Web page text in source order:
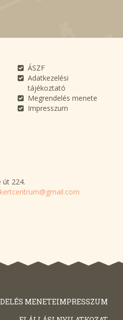
ÁSZF
Adatkezelési
tájékoztató
Megrendelés menete
Impresszum
Endre út 224.
MENETEIMPRESSZUM